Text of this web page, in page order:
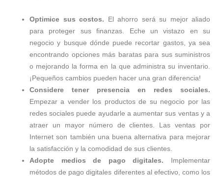
Optimice sus costos. El ahorro será su mejor aliado
para proteger sus finanzas. Eche un vistazo en su
negocio y busque dónde puede recortar gastos, ya sea
encontrando opciones más baratas para sus suministros
o mejorando la forma en la que administra su inventario.
¡Pequeños cambios pueden hacer una gran diferencia!
Considere tener presencia en redes sociales.
Empezar a vender los productos de su negocio por las
redes sociales puede ayudarle a aumentar sus ventas y a
atraer un mayor número de clientes. Las ventas por
Internet son también una buena alternativa para mejorar
la satisfacción y la comodidad de sus clientes.
Adopte medios de pago digitales. Implementar
métodos de pago digitales diferentes al efectivo, como los